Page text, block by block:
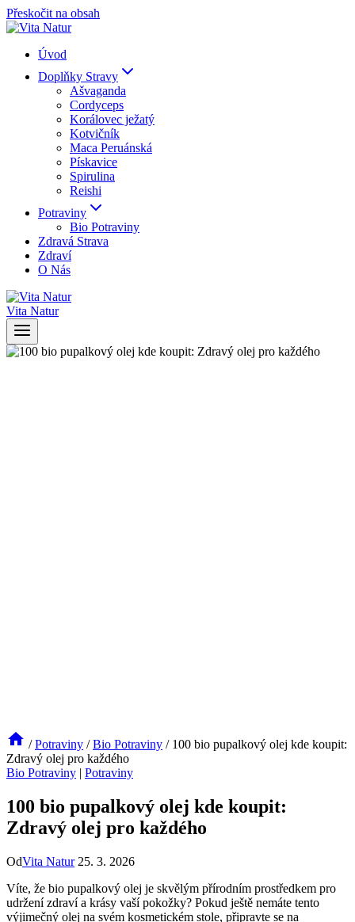
Přeskočit na obsah
Úvod
Doplňky Stravy
Ašvaganda
Cordyceps
Korálovec ježatý
Kotvičník
Maca Peruánská
Pískavice
Spirulina
Reishi
Potraviny
Bio Potraviny
Zdravá Strava
Zdraví
O Nás
Vita Natur
/ Potraviny / Bio Potraviny / 100 bio pupalkový olej kde koupit:
Zdravý olej pro každého
Bio Potraviny | Potraviny
100 bio pupalkový olej kde koupit:
Zdravý olej pro každého
OdVita Natur 25. 3. 2026
Víte,​ že bio pupalkový olej⁢ je‌ skvělým přírodním⁢ prostředkem pro
udržení zdraví a krásy vaší pokožky? Pokud ještě nemáte tento
výjimečný⁢ olej ⁣na svém kosmetickém ‍stole, připravte se na